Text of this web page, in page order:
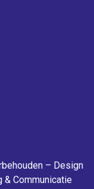
– Design
Communicatie